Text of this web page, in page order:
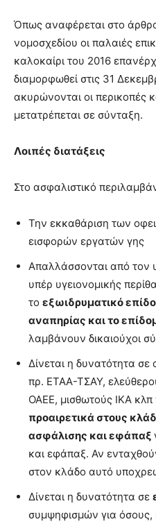
Όπως αναφέρεται στο
νομοσχεδίου οι παλαιές
καλοκαίρι του 2016
διαμορφωθεί στις 31
ακυρώνονται οι περικοπές
μετατρέπεται σε σύνταξη.
Λοιπές διατάξεις
Στο ασφαλιστικό
Την εκκαθάριση των
εισφορών εργατών γης
Απαλλάσσονται από τον
υπέρ υγειονομικής
το εξωιδρυματικό
αναπηρίας και το
λαμβάνουν δικαιούχοι
Δίνεται η δυνατότητα σε
πρ. ΕΤΑΑ-ΤΣΑΥ,
ΟΑΕΕ, μισθωτούς ΙΚΑ κλπ
προαιρετικά στους
ασφάλισης και εφάπαξ
και εφάπαξ. Αν
στον κλάδο αυτό
Δίνεται η δυνατότητα σε
συμψηφισμών για όσους,